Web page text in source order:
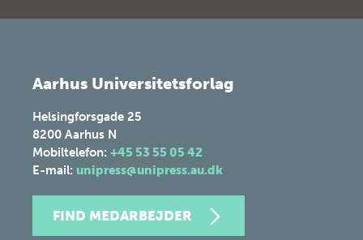
Aarhus Universitetsforlag
Helsingforsgade 25
8200 Aarhus N
Mobiltelefon: +45 53 55 05 42
E-mail: unipress@unipress.au.dk
FIND MEDARBEJDER